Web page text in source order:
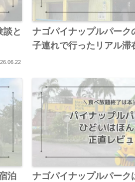
談と
ナゴパイナップルパーク
子連れで行ったリアル滞
泊
ナゴパイナップルパーク